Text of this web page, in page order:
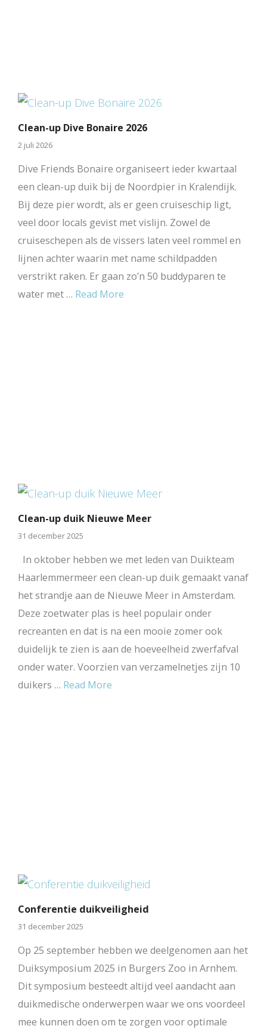
Clean-up Dive Bonaire 2026
2 juli 2026
Dive Friends Bonaire organiseert ieder kwartaal
een clean-up duik bij de Noordpier in Kralendijk.
Bij deze pier wordt, als er geen cruiseschip ligt,
veel door locals gevist met vislijn. Zowel de
cruiseschepen als de vissers laten veel rommel en
lijnen achter waarin met name schildpadden
verstrikt raken. Er gaan zo’n 50 buddyparen te
water met … Read More
Clean-up duik Nieuwe Meer
31 december 2025
In oktober hebben we met leden van Duikteam
Haarlemmermeer een clean-up duik gemaakt vanaf
het strandje aan de Nieuwe Meer in Amsterdam.
Deze zoetwater plas is heel populair onder
recreanten en dat is na een mooie zomer ook
duidelijk te zien is aan de hoeveelheid zwerfafval
onder water. Voorzien van verzamelnetjes zijn 10
duikers … Read More
Conferentie duikveiligheid
31 december 2025
Op 25 september hebben we deelgenomen aan het
Duiksymposium 2025 in Burgers Zoo in Arnhem.
Dit symposium besteedt altijd veel aandacht aan
duikmedische onderwerpen waar we ons voordeel
mee kunnen doen om te zorgen voor optimale